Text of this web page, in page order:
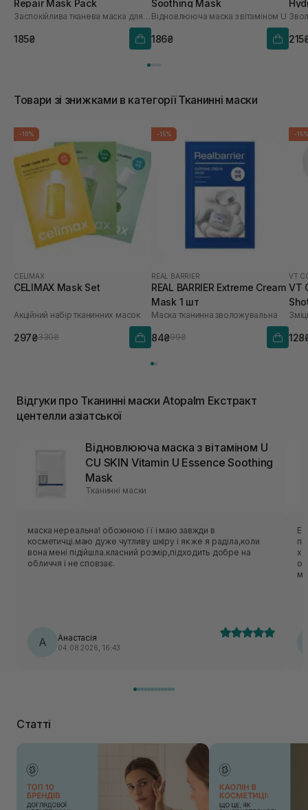
Repair Mask Pack
Заспокійлива тканева маска для обличчя
185₴
Soothing Mask
Відновлююча маска з вітаміном U
186₴
шт
Товари зі знижками в категорії Тканинні маски
-10%
CELIMAX
CELIMAX Mask Set
Акційний набір тканинних масок
297₴330₴
-15%
REAL BARRIER
REAL BARRIER Extreme Cream
Mask 1 шт
Маска тканинна зволожувальна
84₴99₴
-
VT
VT
Відгуки про Тканинні маски Atopalm Екстракт
центелли азіатської
Відновлююча маска з вітаміном U
CU SKIN Vitamin U Essence Soothing
Mask
Тканинні маски
маска нереальна! обожнюю її і маю завжди в
косметичці.маю дуже чутливу шкіру і як же я раділа,коли
вона мені підійшла.класний розмір,підходить добре на
обличчя і не сповзає.
А Анастасія
04.08.2026, 16:43
Статті